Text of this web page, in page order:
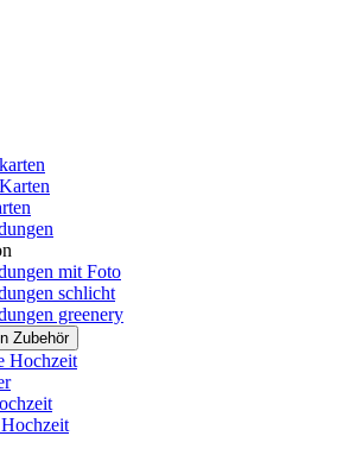
mit Foto
schlicht
greenery
Zubehör
Hochzeit